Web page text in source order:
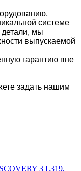
системе
детали, мы
выпускаемой
гарантию вне
задать нашим
3 L319,